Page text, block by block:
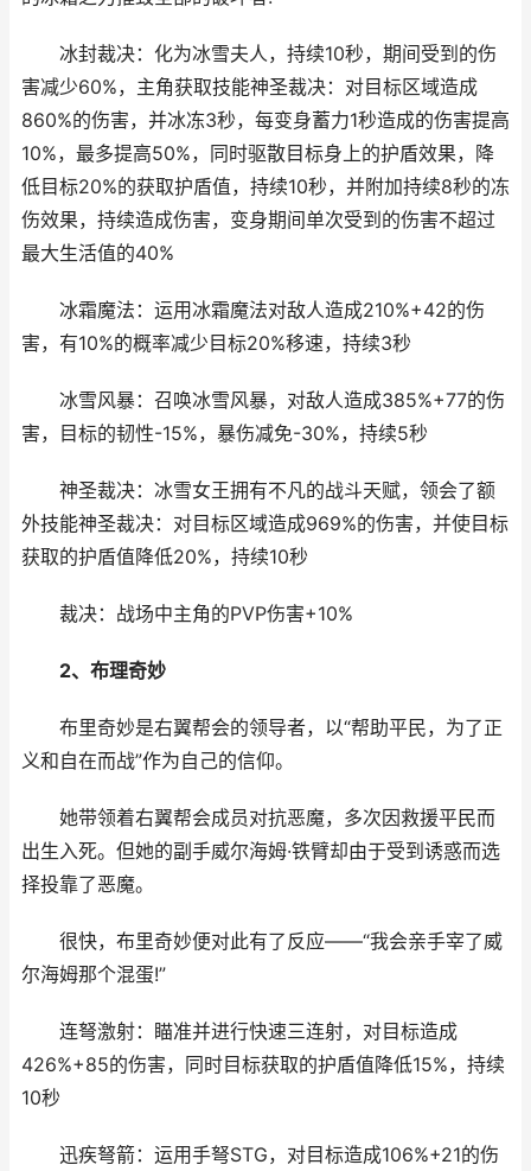
冰封裁决：化为冰雪夫人，持续10秒，期间受到的伤
害减少60%，主角获取技能神圣裁决：对目标区域造成
860%的伤害，并冰冻3秒，每变身蓄力1秒造成的伤害提高
10%，最多提高50%，同时驱散目标身上的护盾效果，降
低目标20%的获取护盾值，持续10秒，并附加持续8秒的冻
伤效果，持续造成伤害，变身期间单次受到的伤害不超过
最大生活值的40%
冰霜魔法：运用冰霜魔法对敌人造成210%+42的伤
害，有10%的概率减少目标20%移速，持续3秒
冰雪风暴：召唤冰雪风暴，对敌人造成385%+77的伤
害，目标的韧性-15%，暴伤减免-30%，持续5秒
神圣裁决：冰雪女王拥有不凡的战斗天赋，领会了额
外技能神圣裁决：对目标区域造成969%的伤害，并使目标
获取的护盾值降低20%，持续10秒
裁决：战场中主角的PVP伤害+10%
2、布理奇妙
布里奇妙是右翼帮会的领导者，以“帮助平民，为了正
义和自在而战”作为自己的信仰。
她带领着右翼帮会成员对抗恶魔，多次因救援平民而
出生入死。但她的副手威尔海姆·铁臂却由于受到诱惑而选
择投靠了恶魔。
很快，布里奇妙便对此有了反应——“我会亲手宰了威
尔海姆那个混蛋!”
连弩激射：瞄准并进行快速三连射，对目标造成
426%+85的伤害，同时目标获取的护盾值降低15%，持续
10秒
迅疾弩箭：运用手弩STG，对目标造成106%+21的伤